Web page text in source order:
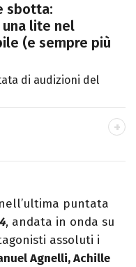
sbotta:
una lite nel
(e sempre più
di audizioni del
SITO
Politiche,
scritto per
siti e agenzie,
e spettacoli.
puntata
, andata in onda su
assoluti i
Agnelli, Achille